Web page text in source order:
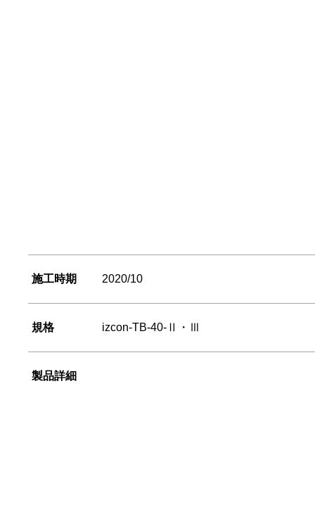
施工時期 2020/10
規格 izcon-TB-40-Ⅱ・Ⅲ
製品詳細